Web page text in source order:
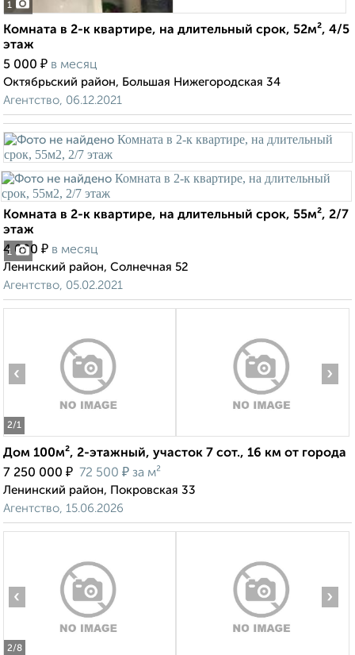
1
Комната в 2-к квартире, на длительный срок, 52м², 4/5
этаж
5 000 ₽ в месяц
Октябрьский район, Большая Нижегородская 34
Агентство, 06.12.2021
1
Комната в 2-к квартире, на длительный срок, 55м², 2/7
этаж
4 000 ₽ в месяц
Ленинский район, Солнечная 52
Агентство, 05.02.2021
2/1
‹ ›
Дом 100м², 2-этажный, участок 7 сот., 16 км от города
7 250 000 ₽ 72 500 ₽ за м²
Ленинский район, Покровская 33
Агентство, 15.06.2026
2/8
‹ ›